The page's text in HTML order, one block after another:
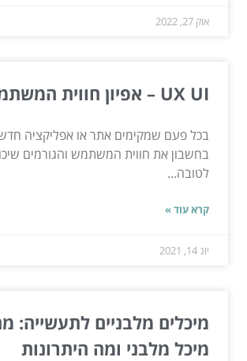
אוק 27, 2022
UX UI – אפיון חווית המשתמש
בכל פעם שמקימים אתר או אפליקציה
בחשבון את חווית המשתמש והגורמים
לטובה...
קרא עוד »
יונ 14, 2021
מיכלים מלבניים לתעשייה:
מיכל מלבני ומה היתרונות